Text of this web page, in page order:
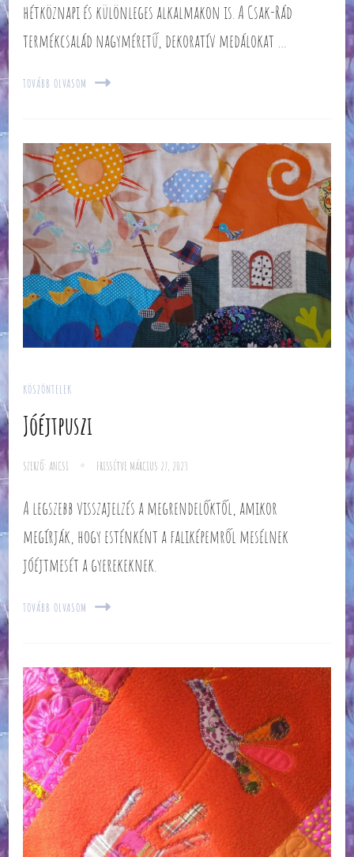
hétköznapi és különleges alkalmakon is. A Csak-Rád
termékcsalád nagyméretű, dekoratív medálokat …
TOVÁBB OLVASOM
KÖSZÖNTELEK
Jóéjtpuszi
SZERZŐ: ANCSI FRISSÍTVE MÁRCIUS 27, 2023
A legszebb visszajelzés a megrendelőktől, amikor
megírják, hogy esténként a faliképemről mesélnek
jóéjtmesét a gyerekeknek.
TOVÁBB OLVASOM